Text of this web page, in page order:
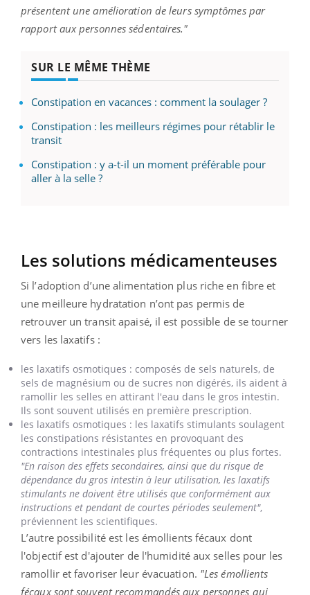
présentent une amélioration de leurs symptômes par
rapport aux personnes sédentaires."
SUR LE MÊME THÈME
Constipation en vacances : comment la soulager ?
Constipation : les meilleurs régimes pour rétablir le
transit
Constipation : y a-t-il un moment préférable pour
aller à la selle ?
Les solutions médicamenteuses
Si l’adoption d’une alimentation plus riche en fibre et
une meilleure hydratation n’ont pas permis de
retrouver un transit apaisé, il est possible de se tourner
vers les laxatifs :
les laxatifs osmotiques : composés de sels naturels, de
sels de magnésium ou de sucres non digérés, ils aident à
ramollir les selles en attirant l'eau dans le gros intestin.
Ils sont souvent utilisés en première prescription.
les laxatifs osmotiques : les laxatifs stimulants soulagent
les constipations résistantes en provoquant des
contractions intestinales plus fréquentes ou plus fortes.
"En raison des effets secondaires, ainsi que du risque de
dépendance du gros intestin à leur utilisation, les laxatifs
stimulants ne doivent être utilisés que conformément aux
instructions et pendant de courtes périodes seulement",
préviennent les scientifiques.
L’autre possibilité est les émollients fécaux dont
l'objectif est d'ajouter de l'humidité aux selles pour les
ramollir et favoriser leur évacuation. "Les émollients
fécaux sont souvent recommandés aux personnes qui